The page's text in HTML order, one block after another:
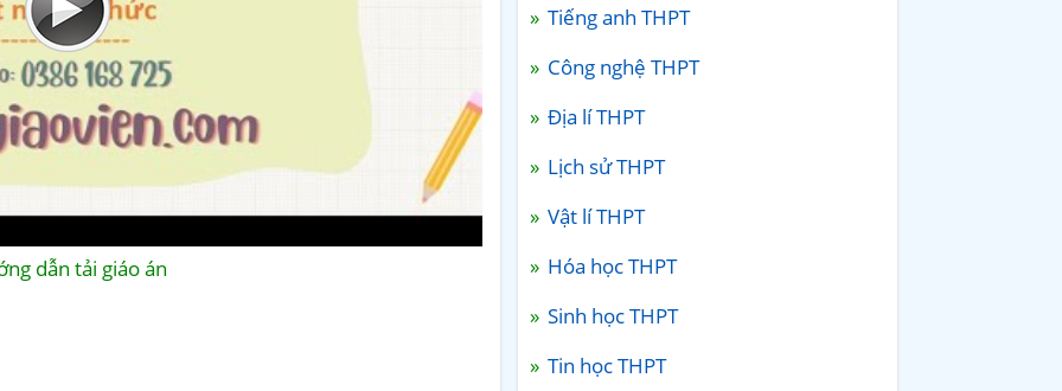
dẫn tải giáo án
Tiếng anh THPT
Công nghệ THPT
Địa lí THPT
Lịch sử THPT
Vật lí THPT
Hóa học THPT
Sinh học THPT
Tin học THPT